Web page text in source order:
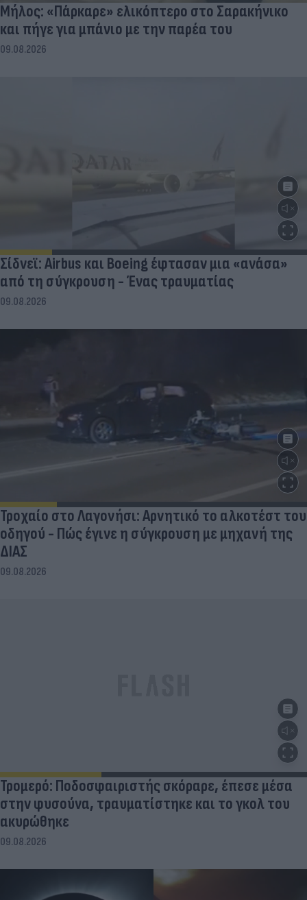
Μήλος: «Πάρκαρε» ελικόπτερο στο Σαρακήνικο
και πήγε για μπάνιο με την παρέα του
09.08.2026
Σίδνεϊ: Airbus και Boeing έφτασαν μια «ανάσα»
από τη σύγκρουση - Ένας τραυματίας
09.08.2026
Τροχαίο στο Λαγονήσι: Αρνητικό το αλκοτέστ του
οδηγού - Πώς έγινε η σύγκρουση με μηχανή της
ΔΙΑΣ
09.08.2026
Τρομερό: Ποδοσφαιριστής σκόραρε, έπεσε μέσα
στην φυσούνα, τραυματίστηκε και το γκολ του
ακυρώθηκε
09.08.2026